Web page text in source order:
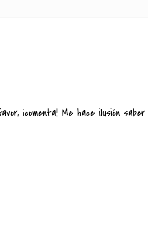
¡comenta! Me hace ilusión